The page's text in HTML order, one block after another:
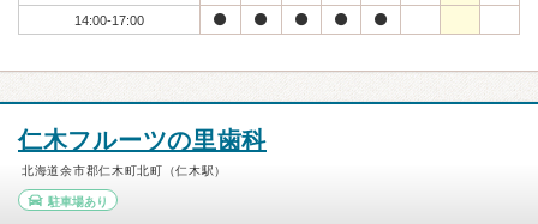
14:00-17:00
仁木フルーツの里歯科
北海道余市郡仁木町北町（仁木駅）
駐車場あり